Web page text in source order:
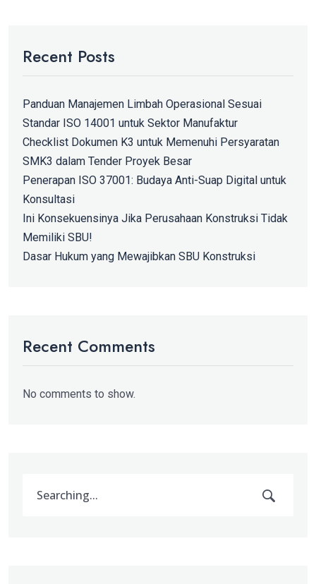
Recent Posts
Panduan Manajemen Limbah Operasional Sesuai
Standar ISO 14001 untuk Sektor Manufaktur
Checklist Dokumen K3 untuk Memenuhi Persyaratan
SMK3 dalam Tender Proyek Besar
Penerapan ISO 37001: Budaya Anti-Suap Digital untuk
Konsultasi
Ini Konsekuensinya Jika Perusahaan Konstruksi Tidak
Memiliki SBU!
Dasar Hukum yang Mewajibkan SBU Konstruksi
Recent Comments
No comments to show.